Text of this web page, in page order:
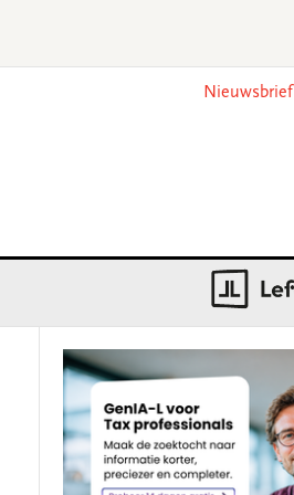
Nieuwsbrief
Sidebar